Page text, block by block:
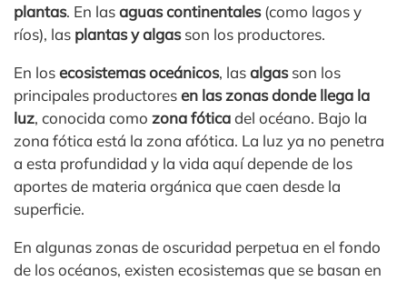
plantas. En lasaguas continentales(como lagos y
ríos), las plantas y algasson los productores.
En losecosistemas oceánicos, lasalgasson los
principales productoresen las zonas donde llega la
luz, conocida como zona fóticadel océano. Bajo la
zona fótica está la zona afótica. La luz ya no penetra
a esta profundidad y la vida aquí depende de los
aportes de materia orgánica que caen desde la
superficie.
En algunas zonas de oscuridad perpetua en el fondo
de los océanos, existen ecosistemas que se basan en